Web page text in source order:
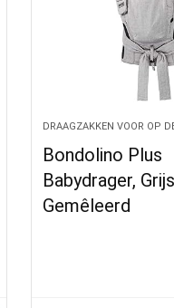
DRAAGZAKKEN VOOR OP
Bondolino Plus
Babydrager, Grijs
Gemêleerd